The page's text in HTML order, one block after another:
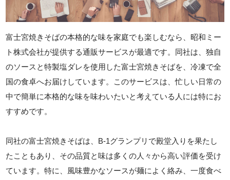
富士宮焼きそばの本格的な味を家庭でも楽しむなら、昭和ミー
ト株式会社が提供する通販サービスが最適です。同社は、独自
のソースと特製塩ダレを使用した富士宮焼きそばを、冷凍で全
国の食卓へお届けしています。このサービスは、忙しい日常の
中で簡単に本格的な味を味わいたいと考えている人には特にお
すすめです。
同社の富士宮焼きそばは、B-1グランプリで殿堂入りを果たし
たこともあり、その品質と味は多くの人々から高い評価を受け
ています。特に、風味豊かなソースが麺によく絡み、一度食べ